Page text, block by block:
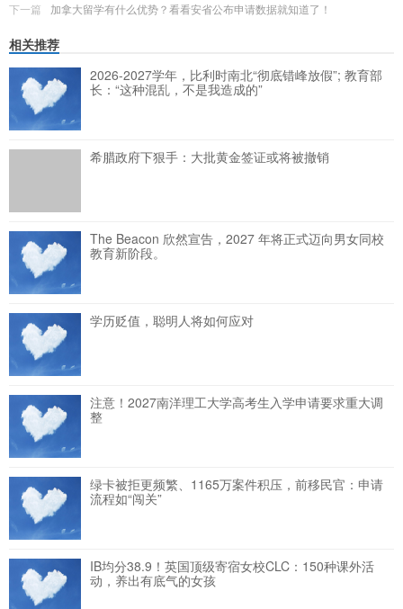
下一篇
加拿大留学有什么优势？看看安省公布申请数据就知道了！
相关推荐
2026-2027学年，比利时南北“彻底错峰放假”; 教育部
长：“这种混乱，不是我造成的”
希腊政府下狠手：大批黄金签证或将被撤销
The Beacon 欣然宣告，2027 年将正式迈向男女同校
教育新阶段。
学历贬值，聪明人将如何应对
注意！2027南洋理工大学高考生入学申请要求重大调
整
绿卡被拒更频繁、1165万案件积压，前移民官：申请
流程如“闯关”
IB均分38.9！英国顶级寄宿女校CLC：150种课外活
动，养出有底气的女孩